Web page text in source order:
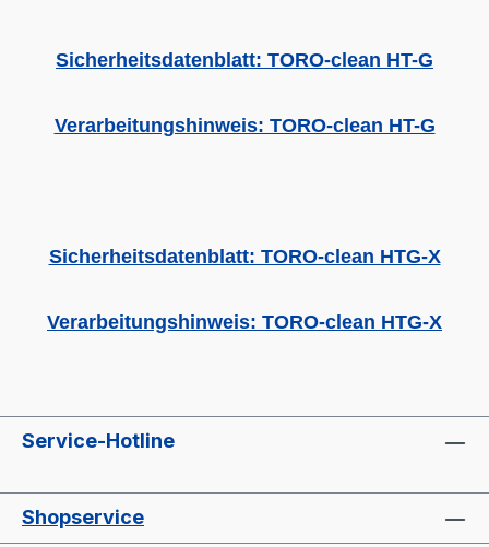
Sicherheitsdatenblatt: TORO-clean HT-G
Verarbeitungshinweis: TORO-clean HT-G
Sicherheitsdatenblatt: TORO-clean HTG-X
Verarbeitungshinweis: TORO-clean HTG-X
Service-Hotline
Shopservice